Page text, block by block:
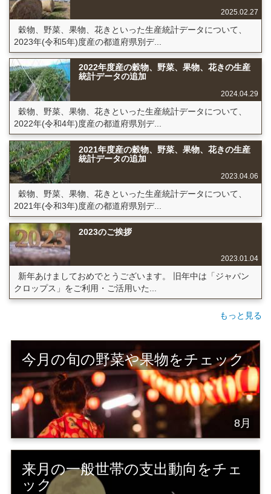
2025.02.27
穀物、野菜、果物、花きといった生産統計データについて、
2023年(令和5年)度産の都道府県別デ...
2022年度産の穀物、野菜、果物、花きの生産
統計データの追加
2024.04.29
穀物、野菜、果物、花きといった生産統計データについて、
2022年(令和4年)度産の都道府県別デ...
2021年度産の穀物、野菜、果物、花きの生産
統計データの追加
2023.04.06
穀物、野菜、果物、花きといった生産統計データについて、
2021年(令和3年)度産の都道府県別デ...
2023のご挨拶
2023.01.04
新年あけましておめでとうございます。 旧年中は「ジャパン
クロップス」をご利用・ご活用いた...
もっと見る
今月の旬の野菜や果物をチェック
8月
来月の一般世帯の支出動向をチェ
ック